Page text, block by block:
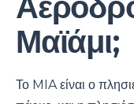
Μαϊάμι;
Το MIA είναι ο